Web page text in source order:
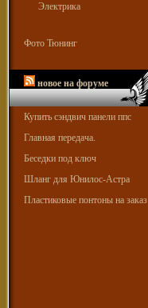
Электрика
Фото Тюнинг
новое на форуме
Купить сэндвич панели ппс
Главная передача.
Беседки под ключ
Шланг для Юнилос-Астра
Пластиковые понтоны на заказ